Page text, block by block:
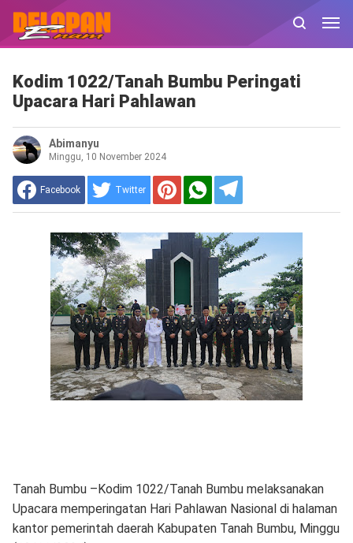
Kodim 1022/Tanah Bumbu Peringati
Upacara Hari Pahlawan
Abimanyu
Minggu, 10 November 2024
Facebook Twitter
Tanah Bumbu –Kodim 1022/Tanah Bumbu melaksanakan
Upacara memperingatan Hari Pahlawan Nasional di halaman
kantor pemerintah daerah Kabupaten Tanah Bumbu, Minggu